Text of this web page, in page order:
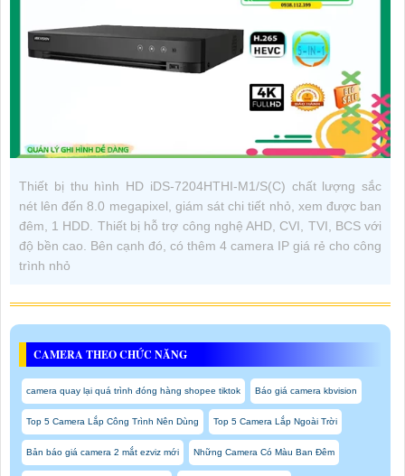
Thiết bị thu hình HD iDS-7204HTHI-M1/S(C) chất lượng sắc
nét lên đến 8.0 megapixel, giám sát chi tiết nhỏ, xem được ban
đêm, 1 HDD. Thiết bị hỗ trợ công nghệ AHD, CVI, TVI, BCS với
độ bền cao. Bên cạnh đó, có thêm 4 camera IP giá rẻ cho công
trình nhỏ
CAMERA THEO CHỨC NĂNG
camera quay lại quá trình đóng hàng shopee tiktok Báo giá camera kbvision
Top 5 Camera Lắp Công Trình Nên Dùng Top 5 Camera Lắp Ngoài Trời
Bản báo giá camera 2 mắt ezviz mới Những Camera Có Màu Ban Đêm